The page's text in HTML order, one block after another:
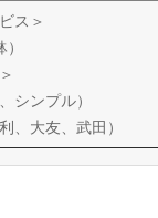
ス＞
シンプル）
、大友、武田）